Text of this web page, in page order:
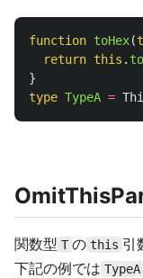
function toHex(
return this .
}
type TypeA =
関数型 T の this 引
下記の例では TypeA